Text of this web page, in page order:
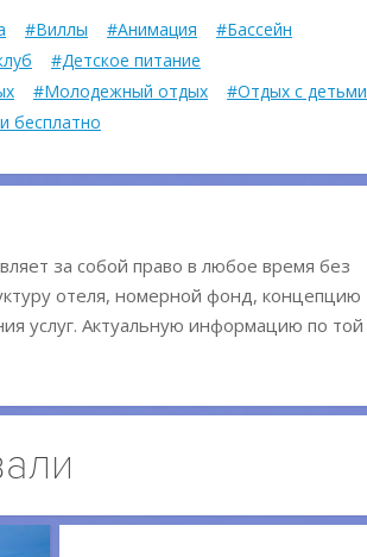
#Виллы #Анимация
#Бассейн
#Детское питание
#Молодежный отдых
#Отдых с детьми
бесплатно
за собой право в любое время без
отеля, номерной фонд, концепцию
услуг. Актуальную информацию по той